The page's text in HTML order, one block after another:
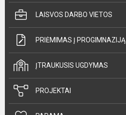
LAISVOS DARBO VIETOS
PRIĖMIMAS Į PROGIMNAZIJĄ
ĮTRAUKUSIS UGDYMAS
PROJEKTAI